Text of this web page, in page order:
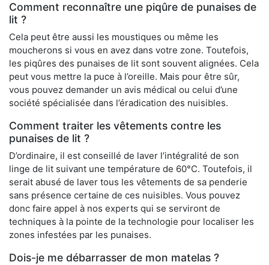
Comment reconnaître une piqûre de punaises de
lit ?
Cela peut être aussi les moustiques ou même les
moucherons si vous en avez dans votre zone. Toutefois,
les piqûres des punaises de lit sont souvent alignées. Cela
peut vous mettre la puce à l’oreille. Mais pour être sûr,
vous pouvez demander un avis médical ou celui d’une
société spécialisée dans l’éradication des nuisibles.
Comment traiter les vêtements contre les
punaises de lit ?
D’ordinaire, il est conseillé de laver l’intégralité de son
linge de lit suivant une température de 60°C. Toutefois, il
serait abusé de laver tous les vêtements de sa penderie
sans présence certaine de ces nuisibles. Vous pouvez
donc faire appel à nos experts qui se serviront de
techniques à la pointe de la technologie pour localiser les
zones infestées par les punaises.
Dois-je me débarrasser de mon matelas ?